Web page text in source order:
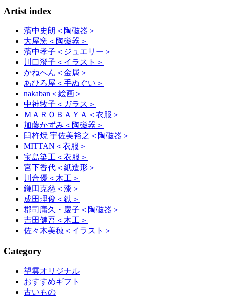
Artist index
濱中史朗 ＜陶磁器＞
大屋窯 ＜陶磁器＞
濱中孝子 ＜ジュエリー＞
川口澄子 ＜イラスト＞
かねへん ＜金属＞
あひろ屋 ＜手ぬぐい＞
nakaban ＜絵画＞
中神牧子 ＜ガラス＞
ＭＡＲＯＢＡＹＡ ＜衣服＞
加藤かずみ ＜陶磁器＞
臼杵焼 宇佐美裕之 ＜陶磁器＞
MITTAN ＜衣服＞
宝島染工 ＜衣服＞
宮下香代 ＜紙造形＞
川合優 ＜木工＞
鎌田克慈 ＜漆＞
成田理俊 ＜鉄＞
郡司庸久・慶子 ＜陶磁器＞
吉田健吾 ＜木工＞
佐々木美穂 ＜イラスト＞
Category
望雲オリジナル
おすすめギフト
古いもの